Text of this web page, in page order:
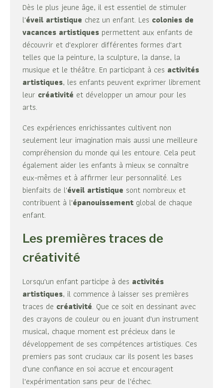
Dès le plus jeune âge, il est essentiel de stimuler
l'éveil artistique chez un enfant. Les colonies de
vacances artistiques permettent aux enfants de
découvrir et d'explorer différentes formes d'art
telles que la peinture, la sculpture, la danse, la
musique et le théâtre. En participant à ces activités
artistiques, les enfants peuvent exprimer librement
leur créativité et développer un amour pour les
arts.
Ces expériences enrichissantes cultivent non
seulement leur imagination mais aussi une meilleure
compréhension du monde qui les entoure. Cela peut
également aider les enfants à mieux se connaître
eux-mêmes et à affirmer leur personnalité. Les
bienfaits de l'éveil artistique sont nombreux et
contribuent à l'épanouissement global de chaque
enfant.
Les premières traces de
créativité
Lorsqu'un enfant participe à des activités
artistiques, il commence à laisser ses premières
traces de créativité. Que ce soit en dessinant avec
des crayons de couleur ou en jouant d'un instrument
musical, chaque moment est précieux dans le
développement de ses compétences artistiques. Ces
premiers pas sont cruciaux car ils posent les bases
d'une confiance en soi accrue et encouragent
l'expérimentation sans peur de l'échec.